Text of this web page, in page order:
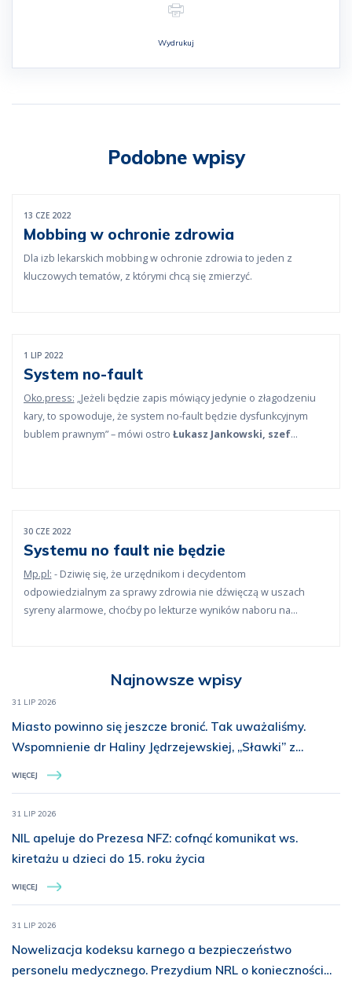
Najnowsze wpisy
31 LIP 2026
Miasto powinno się jeszcze bronić. Tak uważaliśmy.
Wspomnienie dr Haliny Jędrzejewskiej, „Sławki” z
WIĘCEJ
31 LIP 2026
NIL apeluje do Prezesa NFZ: cofnąć komunikat ws.
kiretażu u dzieci do 15. roku życia
WIĘCEJ
31 LIP 2026
Nowelizacja kodeksu karnego a bezpieczeństwo
personelu medycznego. Prezydium NRL o konieczności
Wydrukuj
Podobne wpisy
13 CZE 2022
Mobbing w ochronie zdrowia
Dla izb lekarskich mobbing w ochronie zdrowia to jeden z
kluczowych tematów, z którymi chcą się zmierzyć.
1 LIP 2022
System no-fault
Oko.press: „Jeżeli będzie zapis mówiący jedynie o złagodzeniu
kary, to spowoduje, że system no-fault będzie dysfunkcyjnym
bublem prawnym” – mówi ostro Łukasz Jankowski, szef
30 CZE 2022
Systemu no fault nie będzie
Mp.pl: - Dziwię się, że urzędnikom i decydentom
odpowiedzialnym za sprawy zdrowia nie dźwięczą w uszach
syreny alarmowe, choćby po lekturze wyników naboru na
powodzeniem. Młodzi lekarze mają naprawdę szeroki wybór
ścieżek kariery – i za chwilę okaże się, że chirurgów „nie ma i nie
będzie”. Zniknie wtedy może i problem tzw. błędów medycznych,
bo zwyczajnie nie będzie ich miał kto popełniać. Ci, którzy chcą
pacjentów operować, albo zrobią specjalizację i wyjadą, albo
wyjadą tuż po zdaniu LEK i będą się specjalizować w krajach, w
których lekarza się szanuje, a nie traktuje jak potencjalnego
przestępcę – podkreśla